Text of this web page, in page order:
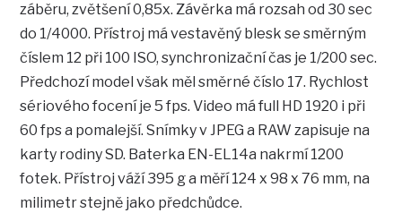
záběru, zvětšení 0,85x. Závěrka má rozsah od 30 sec
do 1/4000. Přístroj má vestavěný blesk se směrným
číslem 12 při 100 ISO, synchronizační čas je 1/200 sec.
Předchozí model však měl směrné číslo 17. Rychlost
sériového focení je 5 fps. Video má full HD 1920 i při
60 fps a pomalejší. Snímky v JPEG a RAW zapisuje na
karty rodiny SD. Baterka EN-EL14a nakrmí 1200
fotek. Přístroj váží 395 g a měří 124 x 98 x 76 mm, na
milimetr stejně jako předchůdce.